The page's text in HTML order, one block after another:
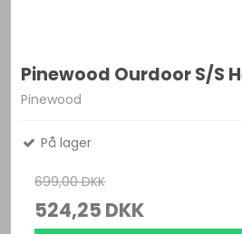
Pinewood Ourdoor S/S
Pinewood
På lager
699,00 DKK
524,25 DKK